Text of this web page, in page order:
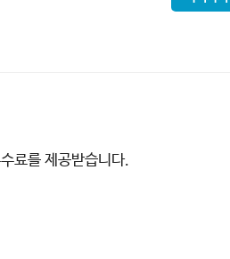
료를 제공받습니다.